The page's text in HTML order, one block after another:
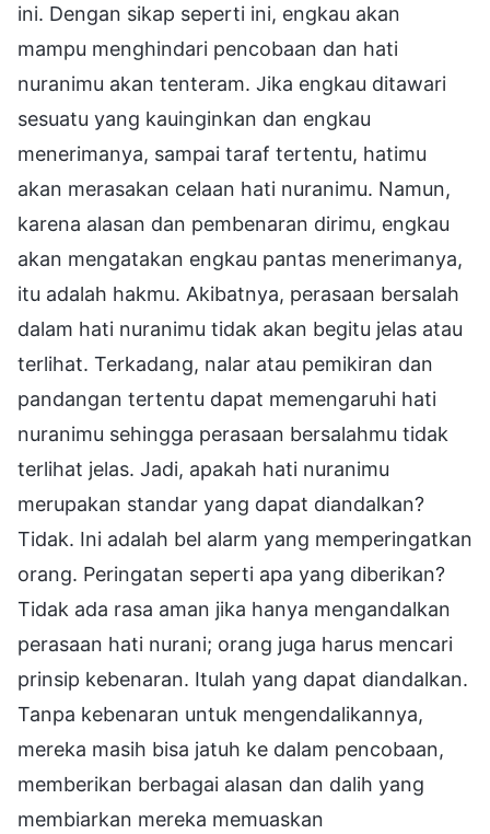
ini. Dengan sikap seperti ini, engkau akan
mampu menghindari pencobaan dan hati
nuranimu akan tenteram. Jika engkau ditawari
sesuatu yang kauinginkan dan engkau
menerimanya, sampai taraf tertentu, hatimu
akan merasakan celaan hati nuranimu. Namun,
karena alasan dan pembenaran dirimu, engkau
akan mengatakan engkau pantas menerimanya,
itu adalah hakmu. Akibatnya, perasaan bersalah
dalam hati nuranimu tidak akan begitu jelas atau
terlihat. Terkadang, nalar atau pemikiran dan
pandangan tertentu dapat memengaruhi hati
nuranimu sehingga perasaan bersalahmu tidak
terlihat jelas. Jadi, apakah hati nuranimu
merupakan standar yang dapat diandalkan?
Tidak. Ini adalah bel alarm yang memperingatkan
orang. Peringatan seperti apa yang diberikan?
Tidak ada rasa aman jika hanya mengandalkan
perasaan hati nurani; orang juga harus mencari
prinsip kebenaran. Itulah yang dapat diandalkan.
Tanpa kebenaran untuk mengendalikannya,
mereka masih bisa jatuh ke dalam pencobaan,
memberikan berbagai alasan dan dalih yang
membiarkan mereka memuaskan